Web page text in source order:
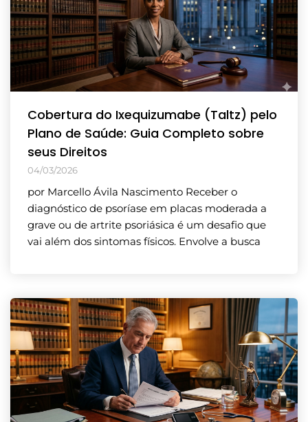
Cobertura do Ixequizumabe (Taltz) pelo
Plano de Saúde: Guia Completo sobre
seus Direitos
04/03/2026
por Marcello Ávila Nascimento Receber o
diagnóstico de psoríase em placas moderada a
grave ou de artrite psoriásica é um desafio que
vai além dos sintomas físicos. Envolve a busca